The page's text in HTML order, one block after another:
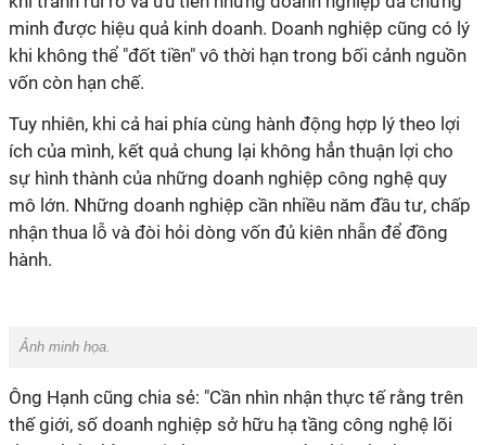
minh được hiệu quả kinh doanh. Doanh nghiệp cũng có lý
khi không thể "đốt tiền" vô thời hạn trong bối cảnh nguồn
vốn còn hạn chế.
Tuy nhiên, khi cả hai phía cùng hành động hợp lý theo lợi
ích của mình, kết quả chung lại không hẳn thuận lợi cho
sự hình thành của những doanh nghiệp công nghệ quy
mô lớn. Những doanh nghiệp cần nhiều năm đầu tư, chấp
nhận thua lỗ và đòi hỏi dòng vốn đủ kiên nhẫn để đồng
hành.
Ảnh minh họa.
Ông Hạnh cũng chia sẻ: "Cần nhìn nhận thực tế rằng trên
thế giới, số doanh nghiệp sở hữu hạ tầng công nghệ lõi